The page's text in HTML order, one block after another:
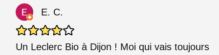
E. C.
Un Leclerc Bio à Dijon ! Moi qui vais toujours